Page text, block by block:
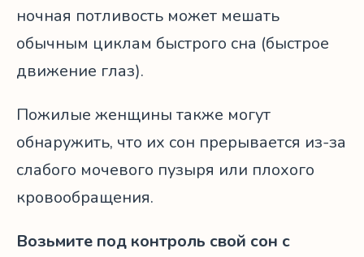
ночная потливость может мешать
обычным циклам быстрого сна (быстрое
движение глаз).
Пожилые женщины также могут
обнаружить, что их сон прерывается из-за
слабого мочевого пузыря или плохого
кровообращения.
Возьмите под контроль свой сон с